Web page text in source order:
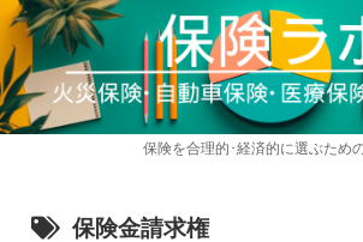
保険を合理的･経済的に選ぶため
保険金請求権